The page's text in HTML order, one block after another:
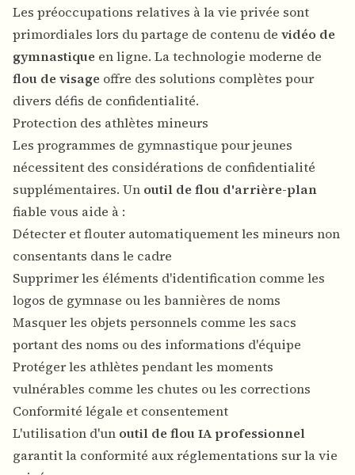
Les préoccupations relatives à la vie privée sont
primordiales lors du partage de contenu de vidéo de
gymnastique en ligne. La technologie moderne de
flou de visage offre des solutions complètes pour
divers défis de confidentialité.
Protection des athlètes mineurs
Les programmes de gymnastique pour jeunes
nécessitent des considérations de confidentialité
supplémentaires. Un outil de flou d'arrière-plan
fiable vous aide à :
Détecter et flouter automatiquement les mineurs non
consentants dans le cadre
Supprimer les éléments d'identification comme les
logos de gymnase ou les bannières de noms
Masquer les objets personnels comme les sacs
portant des noms ou des informations d'équipe
Protéger les athlètes pendant les moments
vulnérables comme les chutes ou les corrections
Conformité légale et consentement
L'utilisation d'un outil de flou IA professionnel
garantit la conformité aux réglementations sur la vie